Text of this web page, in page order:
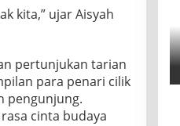
kita,” ujar Aisyah
pertunjukan tarian
para penari cilik
pengunjung.
cinta budaya